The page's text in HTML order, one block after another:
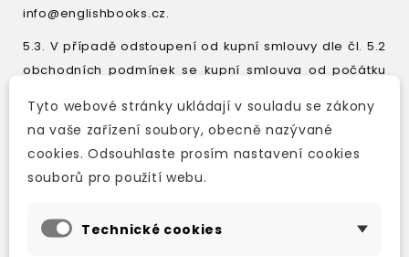
info@englishbooks.cz.
5.3. V případě odstoupení od kupní smlouvy dle čl. 5.2
obchodních podmínek se kupní smlouva od počátku
(14) dnů od odstoupení od smlouvy prodávajícímu.
Odstoupí-li kupující od kupní smlouvy, nese kupující
náklady spojené s navrácením zboží prodávajícímu, a
to i v tom případě, kdy zboží nemůže být vráceno pro
Tyto webové stránky ukládají v souladu se zákony
na vaše zařízení soubory, obecně nazývané
cookies. Odsouhlaste prosím nastavení cookies
souborů pro použití webu.
Technické cookies